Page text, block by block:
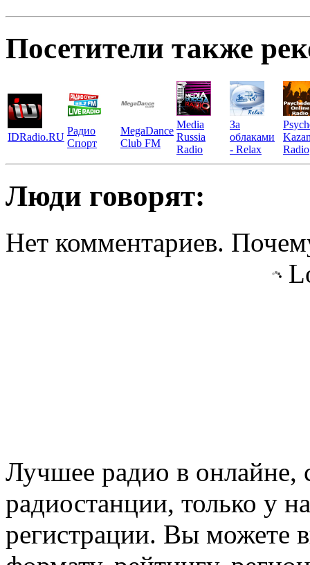
Посетители также
IDRadio.RU
Радио
Спорт
MegaDance
Club FM
Media
Russia
Radio
За
облаками
- Relax
Radio
Люди говорят:
Нет комментариев.
Лучшее радио в онлайне,
радиостанции, только у
регистрации. Вы можете